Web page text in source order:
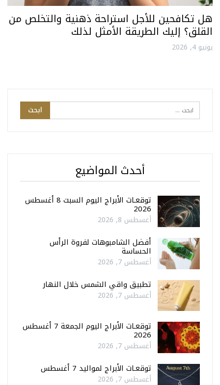
هل تكافحين للأجل استراحة ذهنية والتخلص من
القلق؟ إليك الطريقة الأمثل لذلك
يونيو 4, 2026
أحدث المواضيع
توقعـات الأبراج اليوم السبت 8 أغسطس
2026
أغسطس 8, 2026
أفضل الشامبوهات لفروة الرأس
الحساسة
أغسطس 7, 2026
تطبيق واقي الشمس خلال النهار
أغسطس 7, 2026
توقعـات الأبراج اليوم الجمعة 7 أغسطس
2026
أغسطس 7, 2026
توقعـات الأبراج لمواليد 7 أغسطس
أغسطس 7, 2026